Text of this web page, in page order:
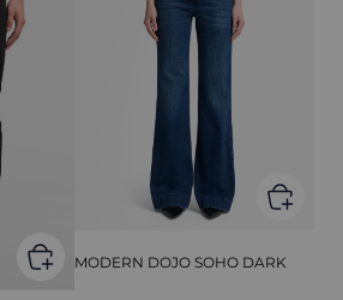
MODERN DOJO SOHO DARK